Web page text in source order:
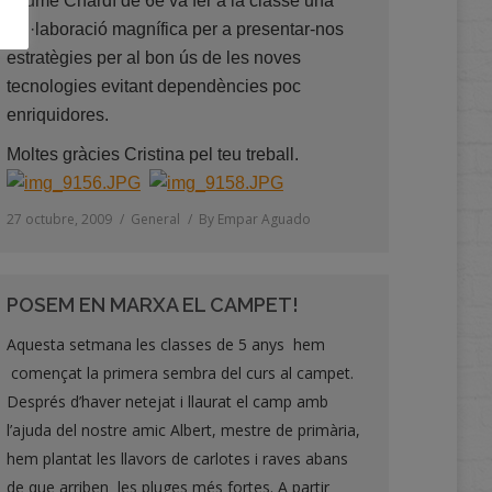
col·laboració magnífica per a presentar-nos
estratègies per al bon ús de les noves
tecnologies evitant dependències poc
enriquidores.
Moltes gràcies Cristina pel teu treball.
27 octubre, 2009 General By Empar Aguado
POSEM EN MARXA EL CAMPET!
Aquesta setmana les classes de 5 anys hem
començat la primera sembra del curs al campet.
Després d’haver netejat i llaurat el camp amb
l’ajuda del nostre amic Albert, mestre de primària,
hem plantat les llavors de carlotes i raves abans
de que arriben les pluges més fortes. A partir